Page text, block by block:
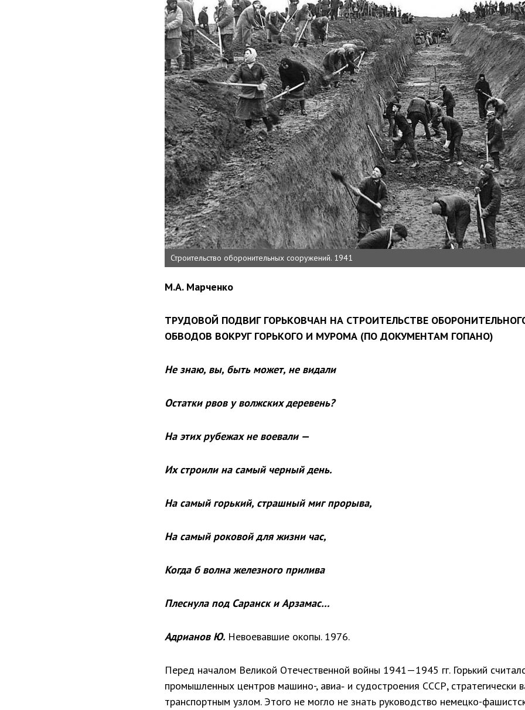
Строительство оборонительных сооружений. 1941
М.А. Марченко
ТРУДОВОЙ ПОДВИГ ГОРЬКОВЧАН НА СТРОИТЕЛЬСТВЕ
ОБВОДОВ ВОКРУГ ГОРЬКОГО И МУРОМА (ПО ДОКУМЕНТАМ ГОПАНО)
Не знаю, вы, быть может, не видали
Остатки рвов у волжских деревень?
На этих рубежах не воевали —
Их строили на самый черный день.
На самый горький, страшный миг прорыва,
На самый роковой для жизни час,
Когда б волна железного прилива
Плеснула под Саранск и Арзамас…
Адрианов Ю. Невоевавшие окопы. 1976.
Перед началом Великой Отечественной войны 1941—1945 гг. Горький
промышленных центров машино-, авиа‑ и судостроения СССР, стратегически
транспортным узлом. Этого не могло не знать руководство немецко-